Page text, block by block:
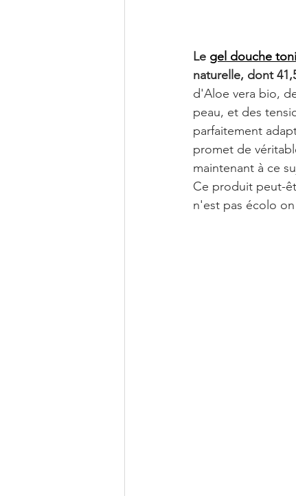
Le gel douche
naturelle, dont
d'Aloe vera bio,
peau, et des
parfaitement
promet de
maintenant à ce
Ce produit peut-
n'est pas écolo